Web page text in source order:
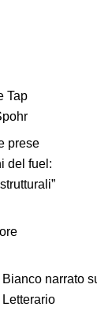
Tap
prese
del fuel:
narrato